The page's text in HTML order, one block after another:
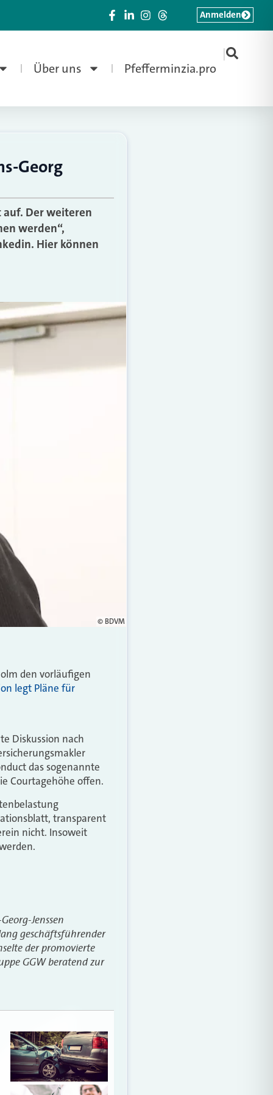
Über uns Pfefferminzia.pro
|
Anmelden
Georg
Der weiteren
werden“,
Hier können
© BDVM
den vorläufigen
legt Pläne für
Diskussion nach
das sogenannte
Courtagehöhe offen.
transparent
nicht. Insoweit
Jenssen
geschäftsführender
der promovierte
GGW beratend zur